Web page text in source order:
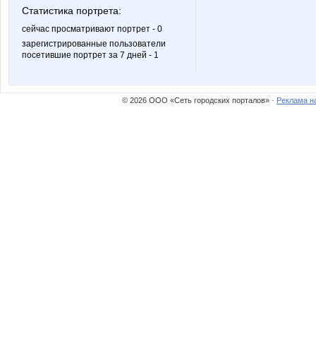
Статистика портрета:
сейчас просматривают портрет - 0
зарегистрированные пользователи
посетившие портрет за 7 дней - 1
© 2026 ООО «Сеть городских порталов» · Реклама